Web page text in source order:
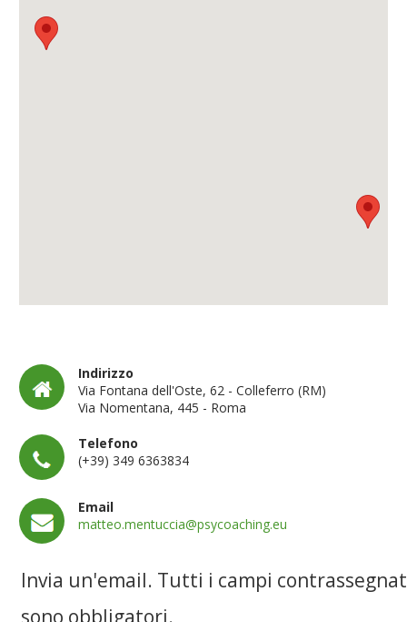
Indirizzo
Via Fontana dell'Oste, 62 - Colleferro (RM)
Via Nomentana, 445 - Roma
Telefono
(+39) 349 6363834
Email
matteo.mentuccia@psycoaching.eu
Invia un'email. Tutti i campi
sono obbligatori.